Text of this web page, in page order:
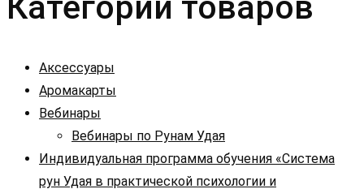
Аксессуары
Аромакарты
Вебинары
Вебинары по Рунам Удая
Индивидуальная программа обучения «Система
рун Удая в практической психологии и